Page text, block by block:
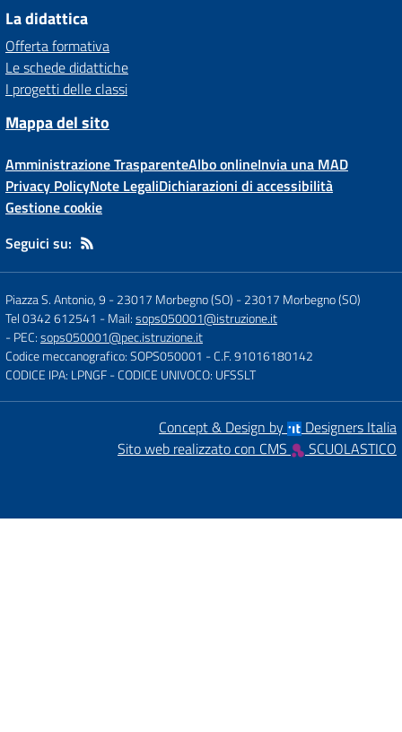
La didattica
Offerta formativa
Le schede didattiche
I progetti delle classi
Mappa del sito
Amministrazione TrasparenteAlbo onlineInvia una MAD
Privacy PolicyNote LegaliDichiarazioni di accessibilità
Gestione cookie
Seguici su:
Piazza S. Antonio, 9 - 23017 Morbegno (SO) -23017 Morbegno (SO)
Tel 0342 612541 - Mail:sops050001@istruzione.it
- PEC:sops050001@pec.istruzione.it
Codice meccanografico: SOPS050001 - C.F. 91016180142
CODICE IPA: LPNGF- CODICE UNIVOCO: UFSSLT
Concept & Design by
Designers Italia
Sito web realizzato con CMS
SCUOLASTICO